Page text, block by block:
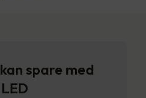
spare med
LED